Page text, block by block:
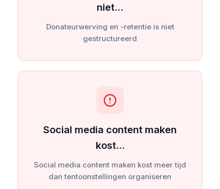
niet…
Donateurwerving en -retentie is niet
gestructureerd
Social media content maken
kost…
Social media content maken kost meer tijd
dan tentoonstellingen organiseren